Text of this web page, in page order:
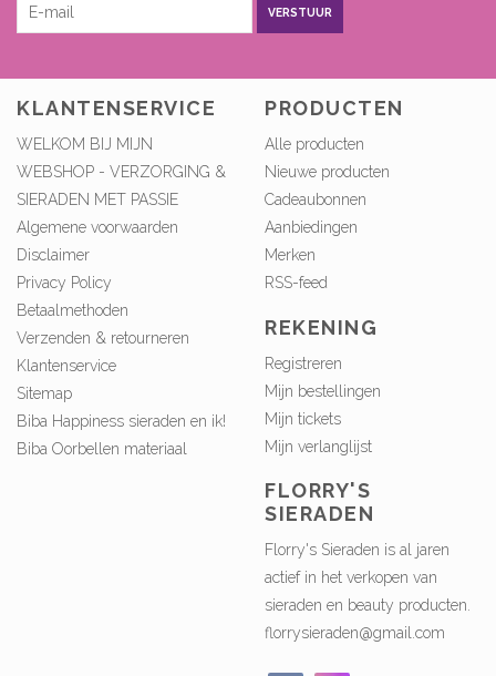
VERSTUUR
KLANTENSERVICE
WELKOM BIJ MIJN
WEBSHOP - VERZORGING &
SIERADEN MET PASSIE
Algemene voorwaarden
Disclaimer
Privacy Policy
Betaalmethoden
Verzenden & retourneren
Klantenservice
Sitemap
Biba Happiness sieraden en ik!
Biba Oorbellen materiaal
PRODUCTEN
Alle producten
Nieuwe producten
Cadeaubonnen
Aanbiedingen
Merken
RSS-feed
REKENING
Registreren
Mijn bestellingen
Mijn tickets
Mijn verlanglijst
FLORRY'S
SIERADEN
Florry's Sieraden is al jaren
actief in het verkopen van
sieraden en beauty producten.
florrysieraden@gmail.com